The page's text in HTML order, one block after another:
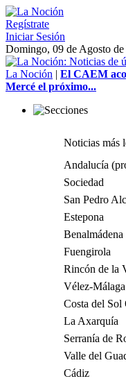
Regístrate
Iniciar Sesión
Domingo, 09 de Agosto
La Noción | El CAEM
Mercé el próximo...
Noticias más
Andalucía
Sociedad
San Pedro
Estepona
Benalmádena
Fuengirola
Rincón de la
Vélez-Málaga
Costa del Sol
La Axarquía
Serranía de
Valle del
Cádiz